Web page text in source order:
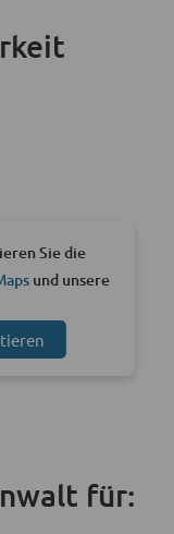
Sie die
und unsere
für: